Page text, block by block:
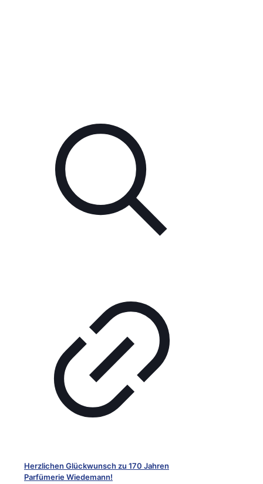
Herzlichen Glückwunsch zu 170 Jahren
Parfümerie Wiedemann!